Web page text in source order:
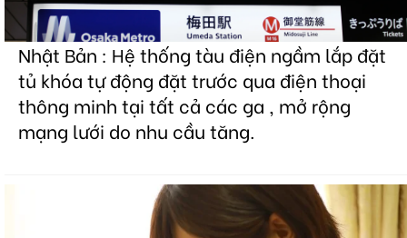
Nhật Bản : Hệ thống tàu điện ngầm lắp đặt
tủ khóa tự động đặt trước qua điện thoại
thông minh tại tất cả các ga , mở rộng
mạng lưới do nhu cầu tăng.